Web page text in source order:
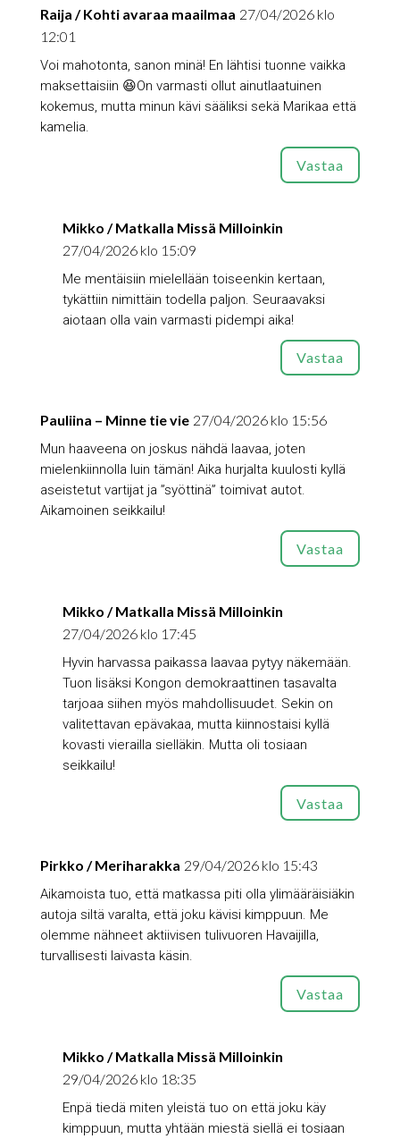
Raija / Kohti avaraa maailmaa 27/04/2026 klo
12:01
Voi mahotonta, sanon minä! En lähtisi tuonne vaikka
maksettaisiin 😆On varmasti ollut ainutlaatuinen
kokemus, mutta minun kävi sääliksi sekä Marikaa että
kamelia.
Vastaa
Mikko / Matkalla Missä Milloinkin
27/04/2026 klo 15:09
Me mentäisiin mielellään toiseenkin kertaan,
tykättiin nimittäin todella paljon. Seuraavaksi
aiotaan olla vain varmasti pidempi aika!
Vastaa
Pauliina – Minne tie vie 27/04/2026 klo 15:56
Mun haaveena on joskus nähdä laavaa, joten
mielenkiinnolla luin tämän! Aika hurjalta kuulosti kyllä
aseistetut vartijat ja ”syöttinä” toimivat autot.
Aikamoinen seikkailu!
Vastaa
Mikko / Matkalla Missä Milloinkin
27/04/2026 klo 17:45
Hyvin harvassa paikassa laavaa pytyy näkemään.
Tuon lisäksi Kongon demokraattinen tasavalta
tarjoaa siihen myös mahdollisuudet. Sekin on
valitettavan epävakaa, mutta kiinnostaisi kyllä
kovasti vierailla sielläkin. Mutta oli tosiaan
seikkailu!
Vastaa
Pirkko / Meriharakka 29/04/2026 klo 15:43
Aikamoista tuo, että matkassa piti olla ylimääräisiäkin
autoja siltä varalta, että joku kävisi kimppuun. Me
olemme nähneet aktiivisen tulivuoren Havaijilla,
turvallisesti laivasta käsin.
Vastaa
Mikko / Matkalla Missä Milloinkin
29/04/2026 klo 18:35
Enpä tiedä miten yleistä tuo on että joku käy
kimppuun, mutta yhtään miestä siellä ei tosiaan